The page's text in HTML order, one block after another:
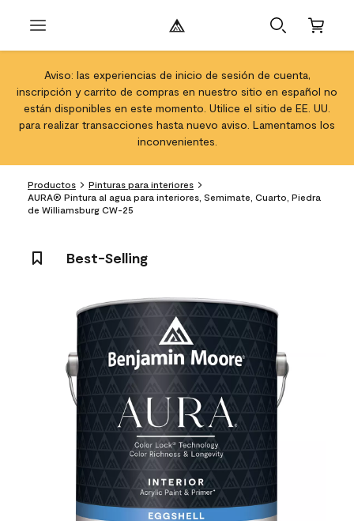
Aviso: las experiencias de inicio de sesión de cuenta,
inscripción y carrito de compras en nuestro sitio en español no
están disponibles en este momento. Utilice el sitio de EE. UU.
para realizar transacciones hasta nuevo aviso. Lamentamos los
inconvenientes.
Productos
Pinturas para interiores
AURA® Pintura al agua para interiores, Semimate, Cuarto, Piedra
de Williamsburg CW-25
Best-Selling